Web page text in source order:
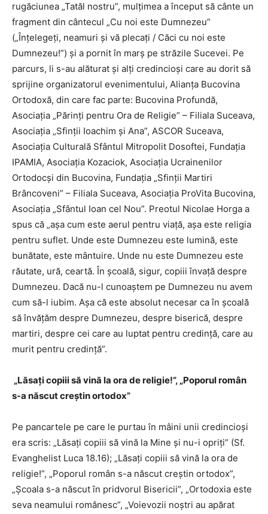
rugăciunea „Tatăl nostru”, mulţimea a început să cânte un
fragment din cântecul „Cu noi este Dumnezeu”
(„Înţelegeţi, neamuri şi vă plecaţi / Căci cu noi este
Dumnezeu!”) şi a pornit în marş pe străzile Sucevei. Pe
parcurs, li s-au alăturat şi alţi credincioşi care au dorit să
sprijine organizatorul evenimentului, Alianţa Bucovina
Ortodoxă, din care fac parte: Bucovina Profundă,
Asociaţia „Părinţi pentru Ora de Religie” – Filiala Suceava,
Asociaţia „Sfinţii Ioachim şi Ana”, ASCOR Suceava,
Asociaţia Culturală Sfântul Mitropolit Dosoftei, Fundaţia
IPAMIA, Asociaţia Kozaciok, Asociaţia Ucrainenilor
Ortodocşi din Bucovina, Fundaţia „Sfinţii Martiri
Brâncoveni” – Filiala Suceava, Asociaţia ProVita Bucovina,
Asociaţia „Sfântul Ioan cel Nou”. Preotul Nicolae Horga a
spus că „aşa cum este aerul pentru viaţă, aşa este religia
pentru suflet. Unde este Dumnezeu este lumină, este
bunătate, este mântuire. Unde nu este Dumnezeu este
răutate, ură, ceartă. În şcoală, sigur, copiii învaţă despre
Dumnezeu. Dacă nu-l cunoaştem pe Dumnezeu nu avem
cum să-l iubim. Aşa că este absolut necesar ca în şcoală
să învăţăm despre Dumnezeu, despre biserică, despre
martiri, despre cei care au luptat pentru credinţă, care au
murit pentru credinţă”.
„Lăsaţi copiii să vină la ora de religie!”, „Poporul român
s-a născut creştin ortodox”
Pe pancartele pe care le purtau în mâini unii credincioşi
era scris: „Lăsaţi copiii să vină la Mine şi nu-i opriţi” (Sf.
Evanghelist Luca 18.16); „Lăsaţi copiii să vină la ora de
religie!”, „Poporul român s-a născut creştin ortodox”,
„Şcoala s-a născut în pridvorul Bisericii”, „Ortodoxia este
seva neamului românesc”, „Voievozii noştri au apărat